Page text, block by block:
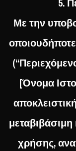
Με την
[Όνομα
χρήσης,